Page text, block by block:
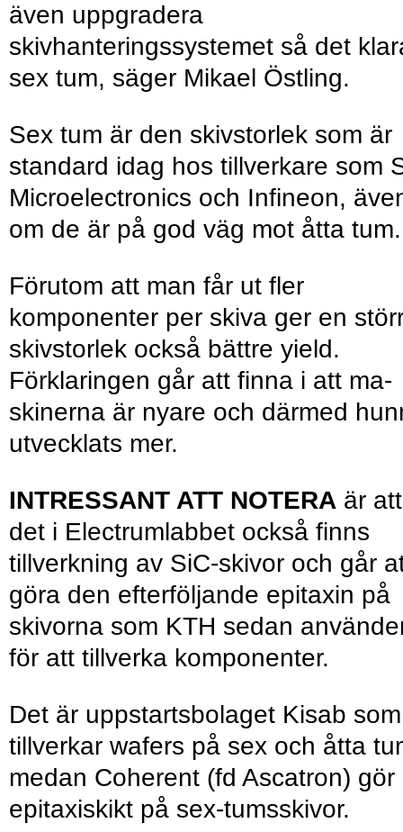
även uppgradera
skivhanteringssystemet så det
sex tum, säger Mikael Östling.
Sex tum är den skivstorlek som är
standard idag hos tillverkare som
Microelectronics och Infineon,
om de är på god väg mot åtta tum.
Förutom att man får ut fler
komponenter per skiva ger en
skivstorlek också bättre yield.
Förklaringen går att finna i att ma-
skinerna är nyare och därmed
utvecklats mer.
INTRESSANT ATT NOTERA är att
det i Electrumlabbet också finns
tillverkning av SiC-skivor och går
göra den efterföljande epitaxin på
skivorna som KTH sedan
för att tillverka komponenter.
Det är uppstartsbolaget Kisab som
tillverkar wafers på sex och åtta
medan Coherent (fd Ascatron) gör
epitaxiskikt på sex-tumsskivor.